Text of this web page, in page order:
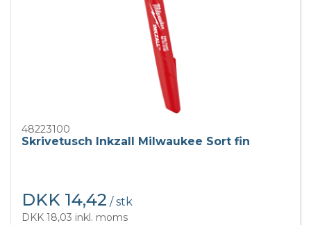
48223100
Skrivetusch Inkzall Milwaukee Sort fin
DKK 14,42 / stk
DKK 18,03 inkl. moms